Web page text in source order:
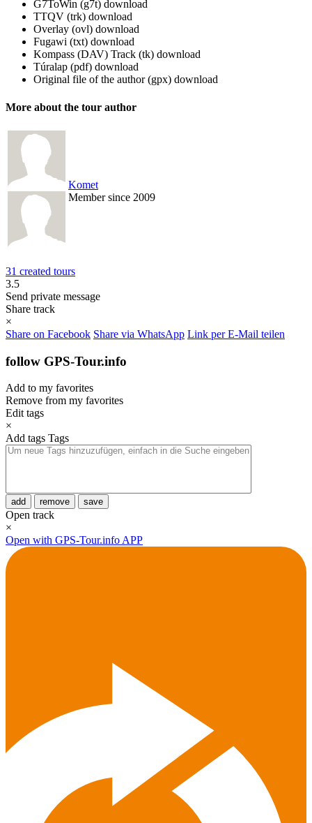
G7ToWin (g7t) download
TTQV (trk) download
Overlay (ovl) download
Fugawi (txt) download
Kompass (DAV) Track (tk) download
Túralap (pdf) download
Original file of the author (gpx) download
More about the tour author
Komet
Member since 2009
31 created tours
3.5
Send private message
Share track
×
Share on Facebook Share via WhatsApp Link per E-Mail teilen
follow GPS-Tour.info
Add to my favorites
Remove from my favorites
Edit tags
×
Add tags Tags
add remove save
Open track
×
Open with GPS-Tour.info APP